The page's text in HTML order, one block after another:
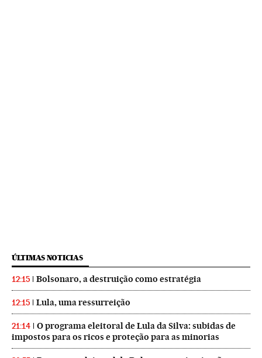
ÚLTIMAS NOTICIAS
12:15 Bolsonaro, a destruição como estratégia
12:15 Lula, uma ressurreição
21:14
O programa eleitoral de Lula da Silva: subidas de
impostos para os ricos e proteção para as minorias